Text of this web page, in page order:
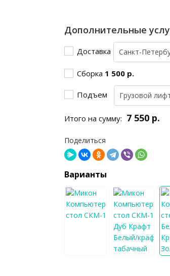
Дополнительные
Доставка
Сборка 1 500 р.
Подъем
Итого на сумму: 7 550 р.
Поделиться
Варианты